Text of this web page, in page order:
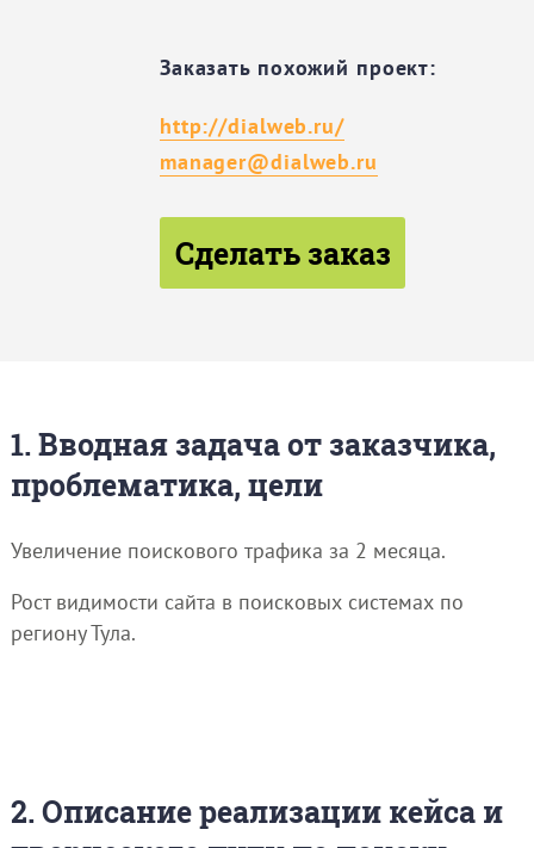
Заказать похожий проект:
http://dialweb.ru/
manager@dialweb.ru
Сделать заказ
1. Вводная задача от заказчика,
проблематика, цели
Увеличение поискового трафика за 2 месяца.
Рост видимости сайта в поисковых системах по
региону Тула.
2. Описание реализации кейса и